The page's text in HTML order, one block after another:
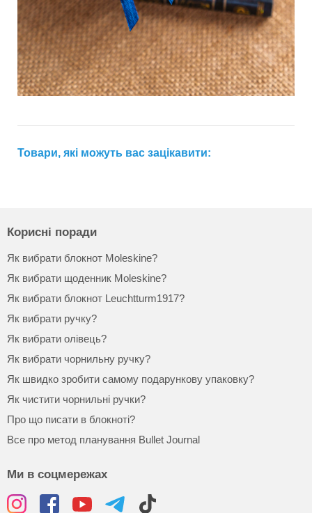
Товари, які можуть вас зацікавити:
Корисні поради
Як вибрати блокнот Moleskine?
Як вибрати щоденник Moleskine?
Як вибрати блокнот Leuchtturm1917?
Як вибрати ручку?
Як вибрати олівець?
Як вибрати чорнильну ручку?
Як швидко зробити самому подарункову упаковку?
Як чистити чорнильні ручки?
Про що писати в блокноті?
Все про метод планування Bullet Journal
Ми в соцмережах